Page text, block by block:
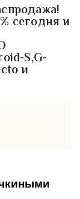
сегодня и
S,G-
и